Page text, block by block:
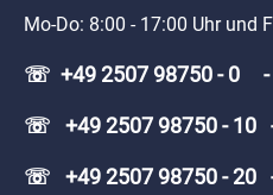
Mo-Do: 8:00 - 17:00 Uhr und
☏ +49 2507 98750 - 0 -
☏ +49 2507 98750 - 10
☏ +49 2507 98750 - 20